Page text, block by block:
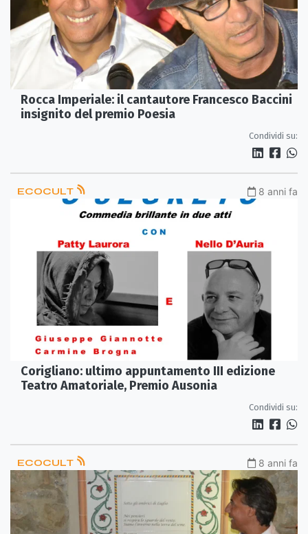
Rocca Imperiale: il cantautore Francesco Baccini
insignito del premio Poesia
Condividi su:
ECOCULT 8 anni fa
Corigliano: ultimo appuntamento III edizione
Teatro Amatoriale, Premio Ausonia
Condividi su:
ECOCULT 8 anni fa